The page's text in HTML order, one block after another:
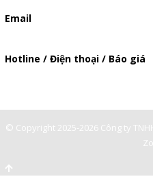
Email
Hotline / Điện thoại / Báo giá
© Copyright 2025-2026 Công ty